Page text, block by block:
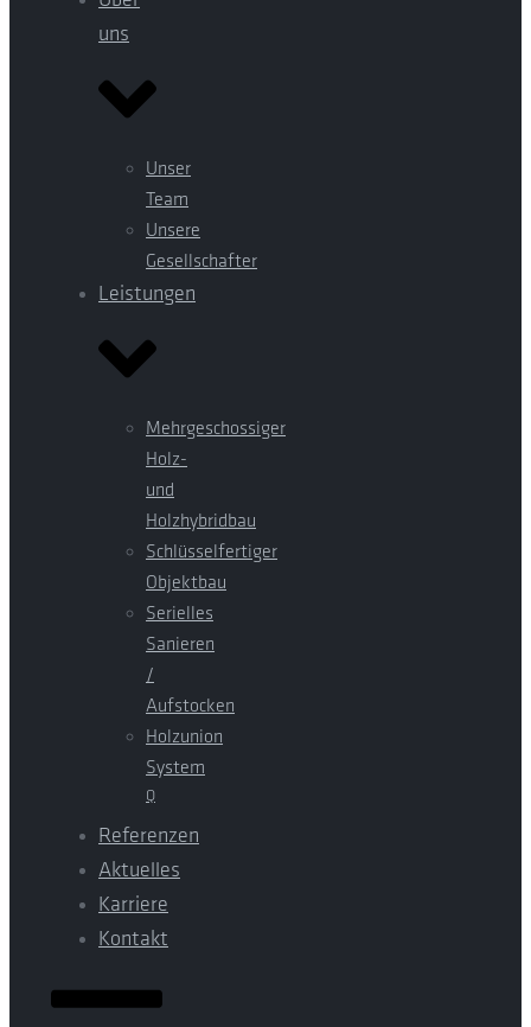
uns
Unser
Team
Unsere
Gesellschafter
Leistungen
Mehrgeschossiger
Holz-
und
Holzhybridbau
Schlüsselfertiger
Objektbau
Serielles
Sanieren
/
Aufstocken
Holzunion
System
Q
Referenzen
Aktuelles
Karriere
Kontakt